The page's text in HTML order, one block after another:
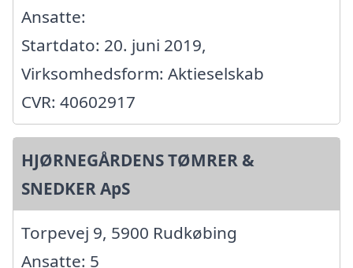
Ansatte:
Startdato: 20. juni 2019,
Virksomhedsform: Aktieselskab
CVR: 40602917
HJØRNEGÅRDENS TØMRER &
SNEDKER ApS
Torpevej 9, 5900 Rudkøbing
Ansatte: 5